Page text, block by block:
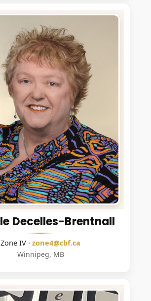
Decelles-Brentnall
Zone IV · zone4@cbf.ca
Winnipeg, MB